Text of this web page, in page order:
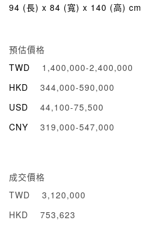
94 (長) x 84 (寬) x 140 (高) cm
預估價格
TWD
1,400,000-2,400,000
HKD
344,000-590,000
USD
44,100-75,500
CNY
319,000-547,000
成交價格
TWD
3,120,000
HKD
753,623